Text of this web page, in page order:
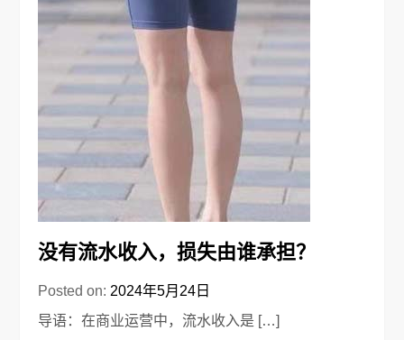
没有流水收入，损失由谁承担？
Posted on: 2024年5月24日
导语：在商业运营中，流水收入是 […]